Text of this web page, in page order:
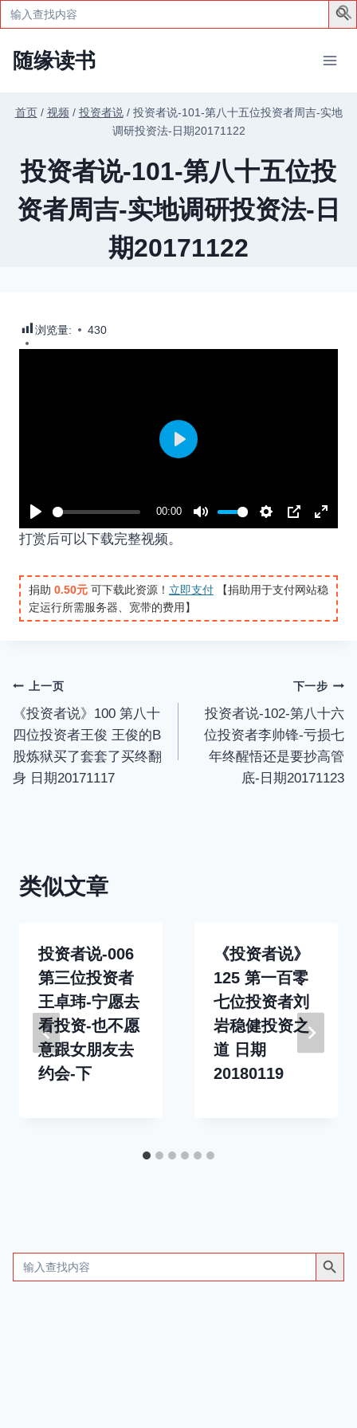
Search
for:
随缘读书
首页 / 视频 / 投资者说 / 投资者说-101-第八十五位投资者周吉-实地
调研投资法-日期20171122
投资者说-101-第八十五位投
资者周吉-实地调研投资法-日
期20171122
浏览量: 430
P
a
y
00:00
M
t
e
S
t
t
i
P
P
E
t
e
r
l
l
s
c
r
P
打赏后可以下载完整视频。
捐助 0.50元 可下载此资源！ 立即支付 【捐助用于支付网站稳
定运行所需服务器、宽带的费用】
文
章
导
航
上一页
《投资者说》100 第八十
四位投资者王俊 王俊的B
股炼狱买了套套了买终翻
身 日期20171117
下一步
投资者说-102-第八十六
位投资者李帅锋-亏损七
年终醒悟还是要抄高管
底-日期20171123
类似文章
投资者说-006
第三位投资者
王卓玮-宁愿去
看投资-也不愿
意跟女朋友去
约会-下
《投资者说》
125 第一百零
七位投资者刘
岩稳健投资之
道 日期
20180119
Search
for:
搜索按钮